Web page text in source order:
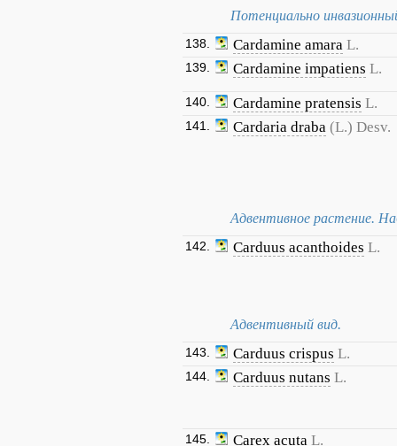
Потенциально
138. Cardamine amara L.
139. Cardamine impatiens L.
140. Cardamine pratensis L.
141. Cardaria draba (L.) Desv.
Адвентивное растение.
142. Carduus acanthoides L.
Адвентивный вид.
143. Carduus crispus L.
144. Carduus nutans L.
145. Carex acuta L.